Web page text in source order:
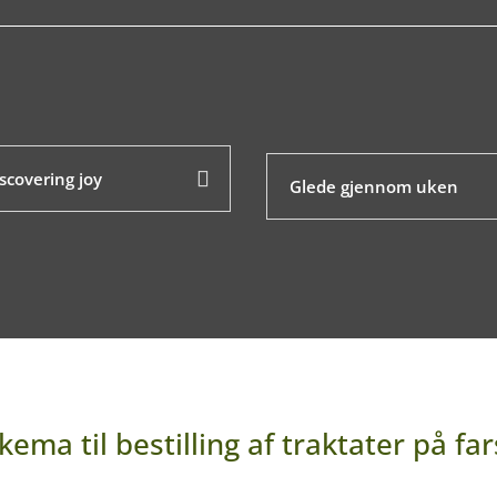
joy Glede gjennom uken
til bestilling af traktater på